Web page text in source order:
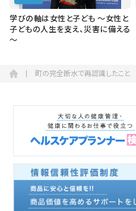
学びの軸は女性と子ども ～女性と
子どもの人生を支え、災害に備える
～
町の完全断水で再認識したこと